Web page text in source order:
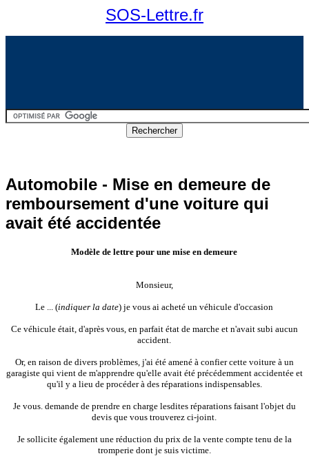
SOS-Lettre.fr
Automobile - Mise en demeure de
remboursement d'une voiture qui
avait été accidentée
Modèle de lettre pour une mise en demeure
Monsieur,
Le ... (indiquer la date) je vous ai acheté un véhicule d'occasion
Ce véhicule était, d'après vous, en parfait état de marche et n'avait subi aucun
accident.
Or, en raison de divers problèmes, j'ai été amené à confier cette voiture à un
garagiste qui vient de m'apprendre qu'elle avait été précédemment accidentée et
qu'il y a lieu de procéder à des réparations indispensables.
Je vous. demande de prendre en charge lesdites réparations faisant l'objet du
devis que vous trouverez ci-joint.
Je sollicite également une réduction du prix de la vente compte tenu de la
tromperie dont je suis victime.